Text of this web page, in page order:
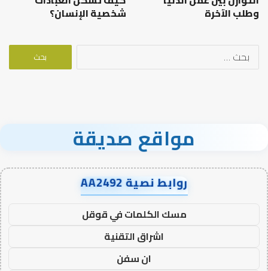
وطلب الآخرة شخصية الإنسان؟
البحث
مواقع صديقة
روابط نصية AA2492
مسك الكلمات في قوقل
اشراق التقنية
ان سفن